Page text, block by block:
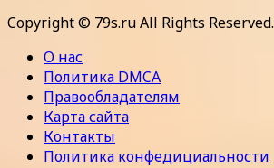
Copyright © 79s.ru All Rights Reserved.
О нас
Политика DMCA
Правообладателям
Карта сайта
Контакты
Политика конфедициальности